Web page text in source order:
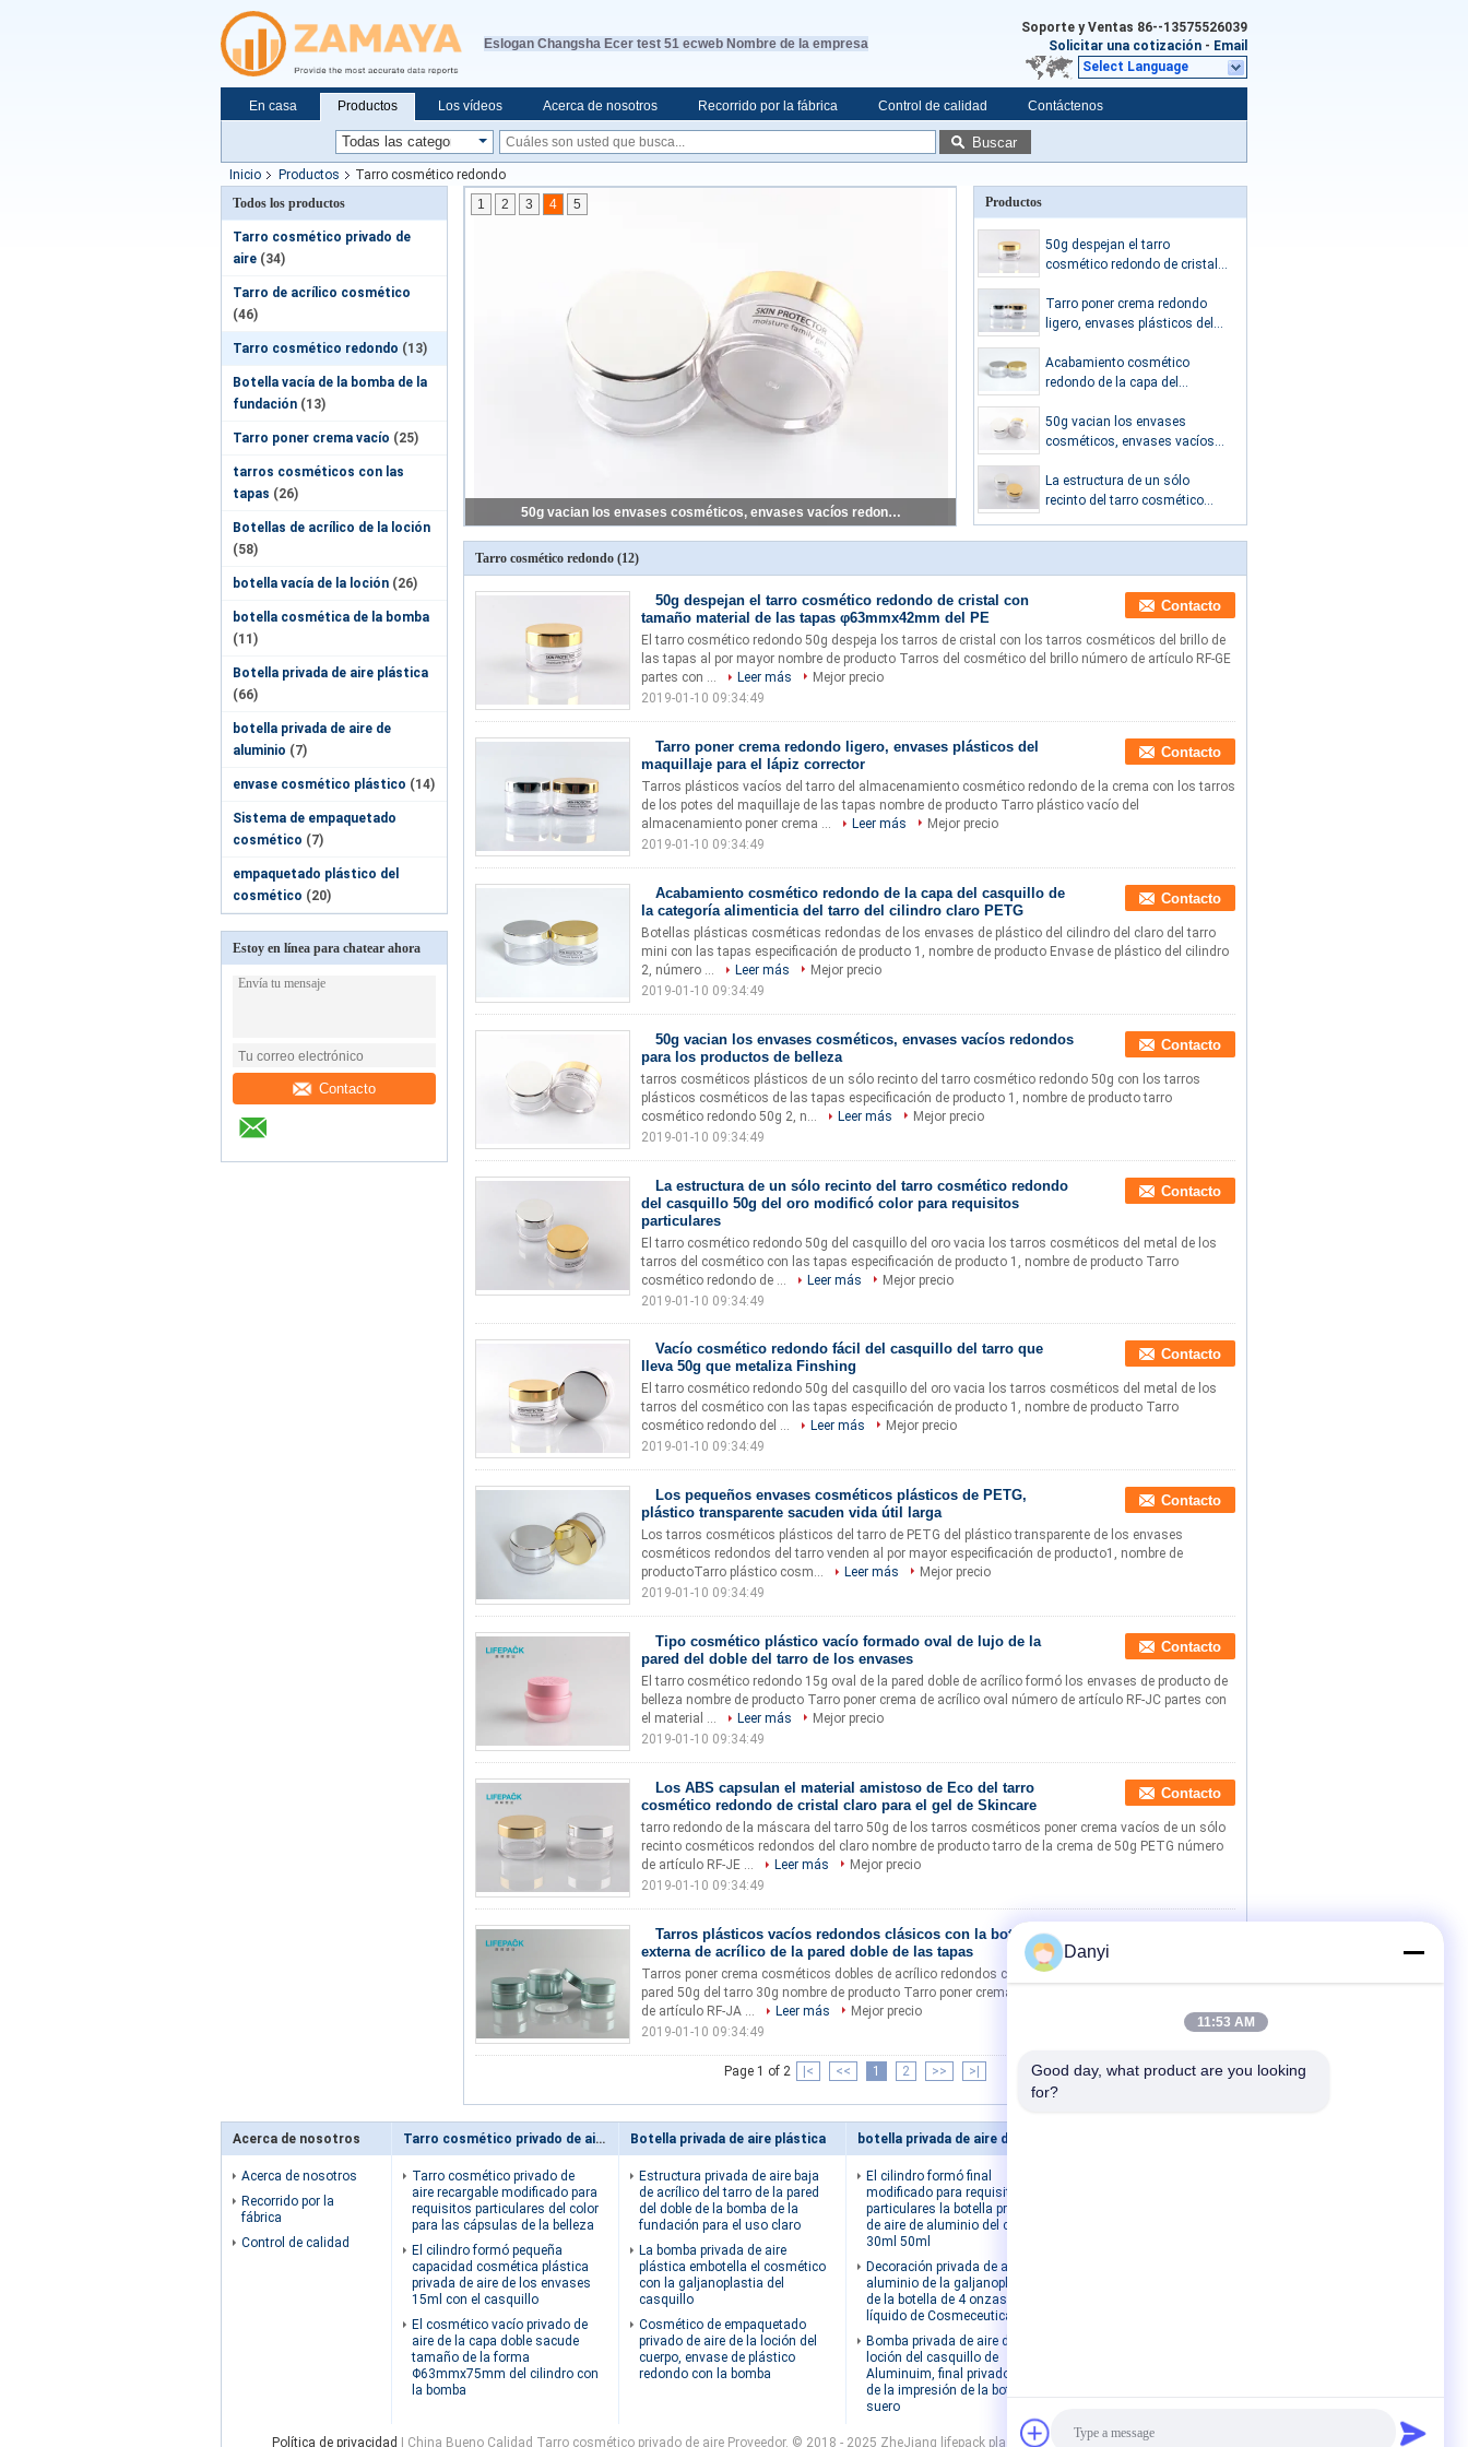
Eslogan Changsha Ecer test 51 ecweb Nombre de la empresa
Soporte y Ventas 86--13575526039
Solicitar una cotización - Email
Select Language
En casa Productos Los vídeos Acerca de nosotros Recorrido por la fábrica Control de calidad Contáctenos
Solicitar una cotización Noticias Buscar
Inicio Productos
Tarro cosmético redondo
Todos los productos
Tarro cosmético privado de
aire (34)
Tarro de acrílico cosmético
(46)
Tarro cosmético redondo (13)
Botella vacía de la bomba de la
fundación (13)
Tarro poner crema vacío (25)
tarros cosméticos con las
tapas (26)
Botellas de acrílico de la loción
(58)
botella vacía de la loción (26)
botella cosmética de la bomba
(11)
Botella privada de aire plástica
(66)
botella privada de aire de
aluminio (7)
envase cosmético plástico (14)
Sistema de empaquetado
cosmético (7)
empaquetado plástico del
cosmético (20)
Estoy en línea para chatear ahora
Contacto
50g vacian los envases cosméticos, envases vacíos redondos para los productos de belleza
1 2 3 4 5 Productos
50g despejan el tarro
cosmético redondo de cristal
tapas φ63mmx42mm del PE
Tarro poner crema redondo
ligero, envases plásticos del
corrector
Acabamiento cosmético
redondo de la capa del
alimenticia del tarro del cilindro
claro PETG
50g vacian los envases
cosméticos, envases vacíos
de belleza
La estructura de un sólo
recinto del tarro cosmético
oro modificó color para
Tarro cosmético redondo (12)
50g despejan el tarro cosmético redondo de cristal con
tamaño material de las tapas φ63mmx42mm del PE
Contacto
El tarro cosmético redondo 50g despeja los tarros de cristal con los tarros cosméticos del brillo de
las tapas al por mayor nombre de producto Tarros del cosmético del brillo número de artículo RF-GE
partes con ...
Leer más
Mejor precio
2019-01-10 09:34:49
Tarro poner crema redondo ligero, envases plásticos del
maquillaje para el lápiz corrector
Contacto
Tarros plásticos vacíos del tarro del almacenamiento cosmético redondo de la crema con los tarros
de los potes del maquillaje de las tapas nombre de producto Tarro plástico vacío del
almacenamiento poner crema ...
Leer más
Mejor precio
2019-01-10 09:34:49
Acabamiento cosmético redondo de la capa del casquillo de
la categoría alimenticia del tarro del cilindro claro PETG
Contacto
Botellas plásticas cosméticas redondas de los envases de plástico del cilindro del claro del tarro
mini con las tapas especificación de producto 1, nombre de producto Envase de plástico del cilindro
2, número ...
Leer más
Mejor precio
2019-01-10 09:34:49
50g vacian los envases cosméticos, envases vacíos redondos
para los productos de belleza
Contacto
tarros cosméticos plásticos de un sólo recinto del tarro cosmético redondo 50g con los tarros
plásticos cosméticos de las tapas especificación de producto 1, nombre de producto tarro
cosmético redondo 50g 2, n...
Leer más
Mejor precio
2019-01-10 09:34:49
La estructura de un sólo recinto del tarro cosmético redondo
del casquillo 50g del oro modificó color para requisitos
particulares
Contacto
El tarro cosmético redondo 50g del casquillo del oro vacia los tarros cosméticos del metal de los
tarros del cosmético con las tapas especificación de producto 1, nombre de producto Tarro
cosmético redondo de ...
Leer más
Mejor precio
2019-01-10 09:34:49
Vacío cosmético redondo fácil del casquillo del tarro que
lleva 50g que metaliza Finshing
Contacto
El tarro cosmético redondo 50g del casquillo del oro vacia los tarros cosméticos del metal de los
tarros del cosmético con las tapas especificación de producto 1, nombre de producto Tarro
cosmético redondo del ...
Leer más
Mejor precio
2019-01-10 09:34:49
Los pequeños envases cosméticos plásticos de PETG,
plástico transparente sacuden vida útil larga
Contacto
Los tarros cosméticos plásticos del tarro de PETG del plástico transparente de los envases
cosméticos redondos del tarro venden al por mayor especificación de producto1, nombre de
productoTarro plástico cosm...
Leer más
Mejor precio
2019-01-10 09:34:49
Tipo cosmético plástico vacío formado oval de lujo de la
pared del doble del tarro de los envases
Contacto
El tarro cosmético redondo 15g oval de la pared doble de acrílico formó los envases de producto de
belleza nombre de producto Tarro poner crema de acrílico oval número de artículo RF-JC partes con
el material ...
Leer más
Mejor precio
2019-01-10 09:34:49
Los ABS capsulan el material amistoso de Eco del tarro
cosmético redondo de cristal claro para el gel de Skincare
Contacto
tarro redondo de la máscara del tarro 50g de los tarros cosméticos poner crema vacíos de un sólo
recinto cosméticos redondos del claro nombre de producto tarro de la crema de 50g PETG número
de artículo RF-JE ...
Leer más
Mejor precio
2019-01-10 09:34:49
Tarros plásticos vacíos redondos clásicos con la botella
externa de acrílico de la pared doble de las tapas
Tarros poner crema cosméticos dobles de acrílico redondos clásicos cosméticos redondos de la
pared 50g del tarro 30g nombre de producto Tarro poner crema de acrílico redondo clásico número
de artículo RF-JA ...
Leer más
Mejor precio
2019-01-10 09:34:49
Page 1 of 2 |< << 1 2 >> >|
Acerca de nosotros
Acerca de nosotros
Recorrido por la
fábrica
Control de calidad
Tarro cosmético privado de aire
Tarro cosmético privado de
aire recargable modificado para
requisitos particulares del color
para las cápsulas de la belleza
El cilindro formó pequeña
capacidad cosmética plástica
privada de aire de los envases
15ml con el casquillo
El cosmético vacío privado de
aire de la capa doble sacude
tamaño de la forma
Φ63mmx75mm del cilindro con
la bomba
Botella privada de aire plástica
Estructura privada de aire baja
de acrílico del tarro de la pared
del doble de la bomba de la
fundación para el uso claro
La bomba privada de aire
plástica embotella el cosmético
con la galjanoplastia del
casquillo
Cosmético de empaquetado
privado de aire de la loción del
cuerpo, envase de plástico
redondo con la bomba
El cilindro formó final
modificado para requisitos
particulares la botella privada
de aire de aluminio del color de
30ml 50ml
Decoración privada de aire de
aluminio de la galjanoplastia
de la botella de 4 onzas para el
líquido de Cosmeceutical
Bomba privada de aire de la
loción del casquillo de
Aluminuim, final privado de aire
de la impresión de la botella del
suero
Política de privacidad | China Bueno Calidad Tarro cosmético privado de aire Proveedor. © 2018 - 2025 ZheJiang lifepack plastic co.,Ltd. All Rights Reserved.
Danyi
11:53 AM
Good day, what product are you looking
for?